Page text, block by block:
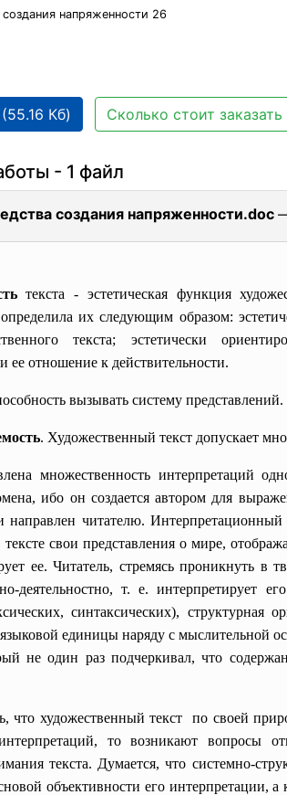
напряженности 26
Кб) Сколько стоит заказать
- 1 файл
создания напряженности.doc
текста - эстетическая функция
их следующим образом:
текста; эстетически
ее отношение к действительности.
вызывать систему представлений.
. Художественный текст допускает
множественность интерпретаций
ибо он создается автором для
направлен читателю.
свои представления о мире,
ее. Читатель, стремясь проникнуть в
деятельностно, т. е.
синтаксических),
единицы наряду с мыслительной
не один раз подчеркивал, что
что художественный текст по своей
то возникают вопросы
текста. Думается, что системно-
объективности его интерпретации,